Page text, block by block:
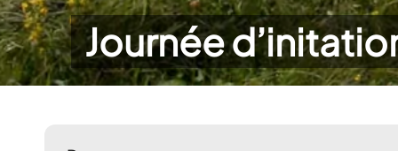
Journée